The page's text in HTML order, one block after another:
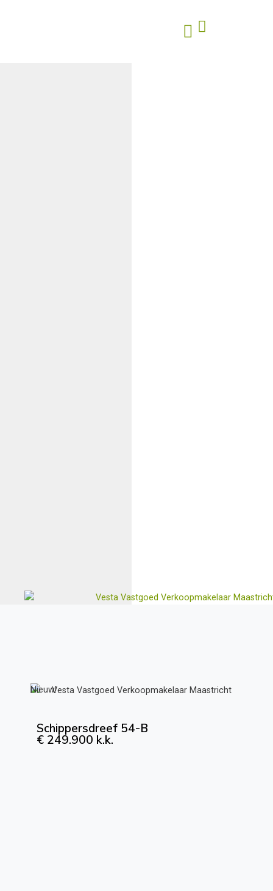
Nieuw!
Schippersdreef 54-B
€ 249.900 k.k.